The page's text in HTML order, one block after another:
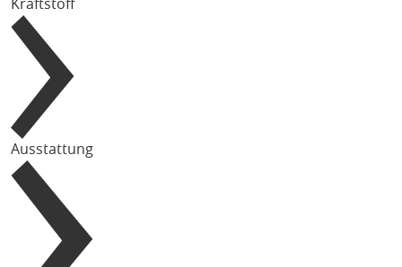
Kraftstoff
Ausstattung